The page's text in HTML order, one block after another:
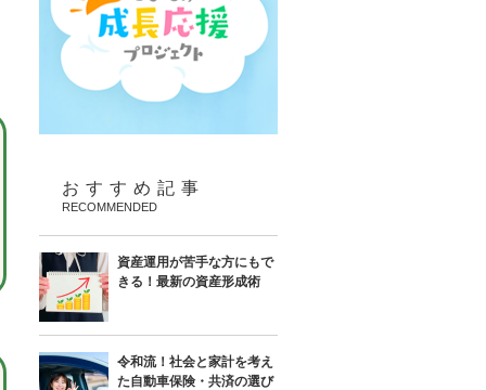
おすすめ記事
RECOMMENDED
資産運用が苦手な方にもで
きる！最新の資産形成術
令和流！社会と家計を考え
た自動車保険・共済の選び